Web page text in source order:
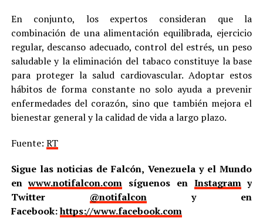
En conjunto, los expertos consideran que la
combinación de una alimentación equilibrada, ejercicio
regular, descanso adecuado, control del estrés, un peso
saludable y la eliminación del tabaco constituye la base
para proteger la salud cardiovascular. Adoptar estos
hábitos de forma constante no solo ayuda a prevenir
enfermedades del corazón, sino que también mejora el
bienestar general y la calidad de vida a largo plazo.
Fuente: RT
Sigue las noticias de Falcón, Venezuela y el Mundo
enwww.notifalcon.com síguenos en Instagramy
Twitter @notifalcony en
Facebook:https://www.facebook.com